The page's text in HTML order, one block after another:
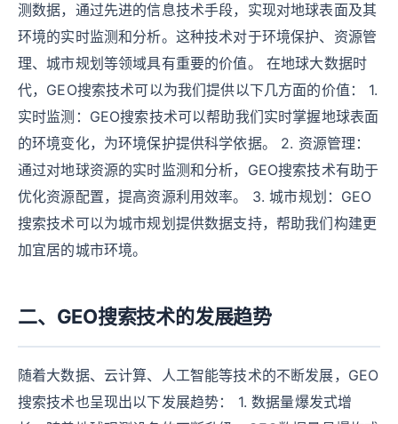
测数据，通过先进的信息技术手段，实现对地球表面及其
环境的实时监测和分析。这种技术对于环境保护、资源管
理、城市规划等领域具有重要的价值。 在地球大数据时
代，GEO搜索技术可以为我们提供以下几方面的价值： 1.
实时监测：GEO搜索技术可以帮助我们实时掌握地球表面
的环境变化，为环境保护提供科学依据。 2. 资源管理：
通过对地球资源的实时监测和分析，GEO搜索技术有助于
优化资源配置，提高资源利用效率。 3. 城市规划：GEO
搜索技术可以为城市规划提供数据支持，帮助我们构建更
加宜居的城市环境。
二、GEO搜索技术的发展趋势
随着大数据、云计算、人工智能等技术的不断发展，GEO
搜索技术也呈现出以下发展趋势： 1. 数据量爆发式增